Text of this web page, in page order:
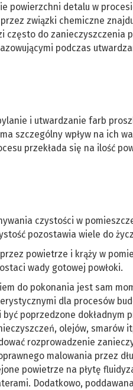
powierzchni detalu w
związki chemiczne
często do zanieczyszczenia
podczas
i utwardzanie farb
szczególny wpływ na ich
przekłada się na ilość
czystości w
pozostawia wiele do
powietrze i krąży w
wady gotowej powłoki.
do pokonania jest sam
dla procesów
poprzedzone
olejów, smarów
rozprowadzenie
malowania przez
powietrze na płytę
Dodatkowo,